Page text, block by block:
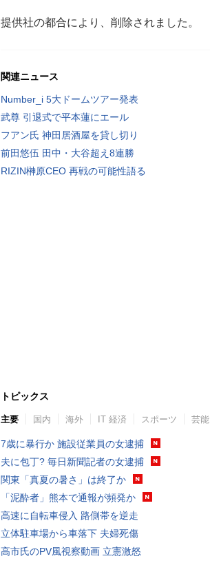
提供社の都合により、削除されました。
関連ニュース
Number_i 5大ドームツアー発表
武尊 引退式で平本蓮にエール
フアン氏 神田居酒屋を貸し切り
前田悠伍 田中・大谷超え8連勝
RIZIN榊原CEO 再戦の可能性語る
トピックス
主要 国内 海外 IT 経済 スポーツ 芸能
7歳に暴行か 施設従業員の女逮捕
夫に包丁? 毎日新聞記者の女逮捕
関東「真夏の暑さ」は終了か
「泥酔者」熊本で通報が頻発か
高速に自転車侵入 路側帯を逆走
立体駐車場から車落下 夫婦死傷
高市氏のPV風視察動画 立憲激怒